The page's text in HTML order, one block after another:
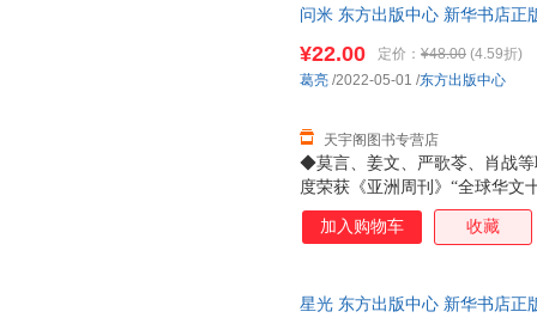
一般的串起边缘人、世间事，
是普通人（小人物）面对浮沉
气与久违的气节风骨。也许这
问米 东方出版中心 新华书店正
◆莫言、姜文、严歌苓、肖战
度荣获《亚洲周刊》“全球华文
雀》《北鸢》宏大的历史叙事
茧，用悬疑之笔，表达人心底
后用竹制的纳凉器具错位相认
¥22.00 定价： ¥48.00 (4.59折)
天宇阁图书专营店
葛亮 /2022-05-01 /东方出版中心
加入购物车 收藏
星光 东方出版中心 新华书店正